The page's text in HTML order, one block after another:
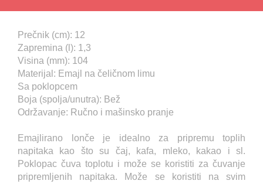
Prečnik (cm): 12
Zapremina (l): 1,3
Visina (mm): 104
Materijal: Emajl na čeličnom limu
Sa poklopcem
Boja (spolja/unutra): Bež
Održavanje: Ručno i mašinsko pranje
Emajlirano lonče je idealno za pripremu toplih
napitaka kao što su čaj, kafa, mleko, kakao i sl.
Poklopac čuva toplotu i može se koristiti za čuvanje
pripremljenih napitaka. Može se koristiti na svim